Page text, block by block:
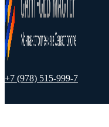
+7 (978) 515-999-7